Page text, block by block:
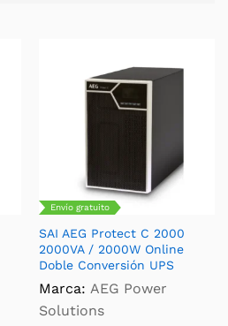
Envío gratuito
SAI AEG Protect C 2000
2000VA / 2000W Online
Doble Conversión UPS
Marca: AEG Power
Solutions